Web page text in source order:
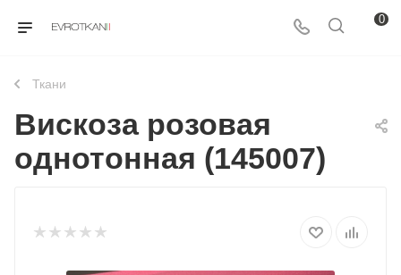
0
Ткани
Вискоза розовая
однотонная (145007)